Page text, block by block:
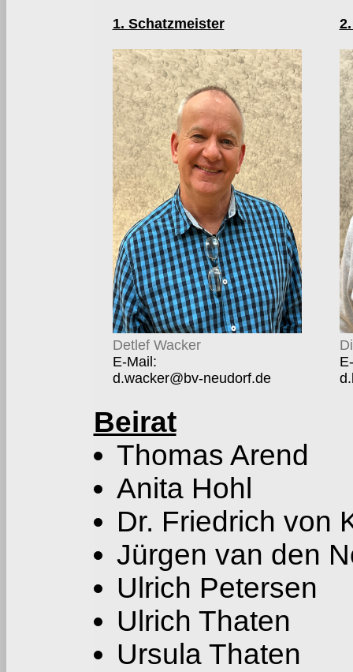
1. Schatzmeister
Detlef Wacker
E-Mail:
d.wacker@bv-neudorf.de
Beirat
Thomas Arend
Anita Hohl
Dr. Friedrich von
Jürgen van den
Ulrich Petersen
Ulrich Thaten
Ursula Thaten